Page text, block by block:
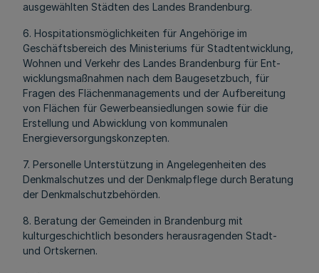
ausgewählten Städten des Landes Brandenburg.
6. Hospitationsmöglichkeiten für Angehörige im
Geschäftsbereich des Ministeriums für Stadtentwicklung,
Wohnen und Verkehr des Landes Brandenburg für Ent-
wicklungsmaßnahmen nach dem Baugesetzbuch, für
Fragen des Flächenmanagements und der Aufbereitung
von Flächen für Gewerbeansiedlungen sowie für die
Erstellung und Abwicklung von kommunalen
Energieversorgungskonzepten.
7. Personelle Unterstützung in Angelegenheiten des
Denkmalschutzes und der Denkmalpflege durch Beratung
der Denkmalschutzbehörden.
8. Beratung der Gemeinden in Brandenburg mit
kulturgeschichtlich besonders herausragenden Stadt-
und Ortskernen.